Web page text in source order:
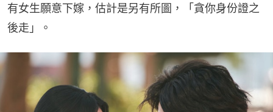
有女生願意下嫁，估計是另有所圖，「貪你身份證之
後走」。